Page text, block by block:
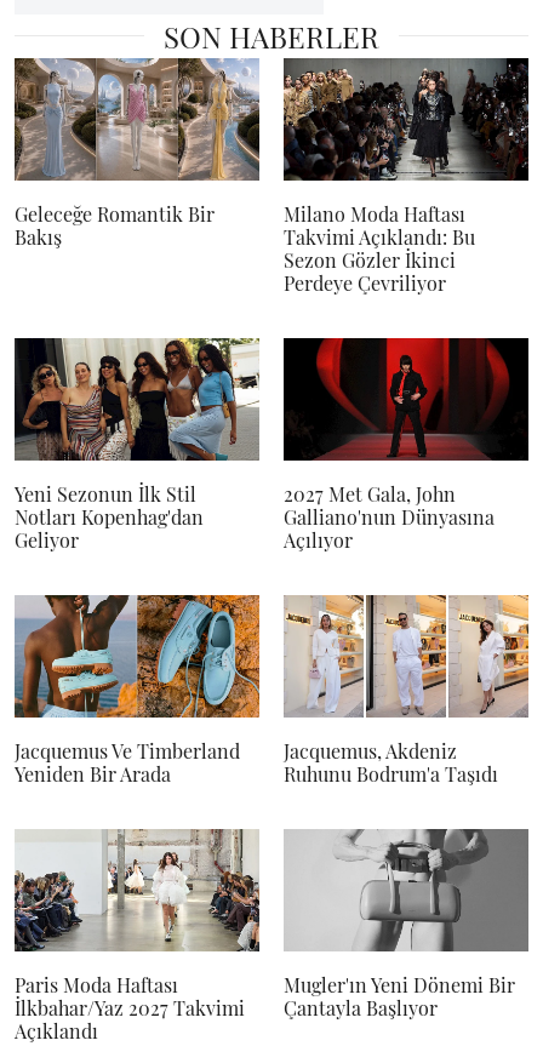
SON HABERLER
Geleceğe Romantik Bir
Bakış
Milano Moda Haftası
Takvimi Açıklandı: Bu
Sezon Gözler İkinci
Perdeye Çevriliyor
Yeni Sezonun İlk Stil
Notları Kopenhag'dan
Geliyor
2027 Met Gala, John
Galliano'nun Dünyasına
Açılıyor
Jacquemus Ve Timberland
Yeniden Bir Arada
Jacquemus, Akdeniz
Ruhunu Bodrum'a Taşıdı
Paris Moda Haftası
İlkbahar/Yaz 2027 Takvimi
Açıklandı
Mugler'ın Yeni Dönemi Bir
Çantayla Başlıyor